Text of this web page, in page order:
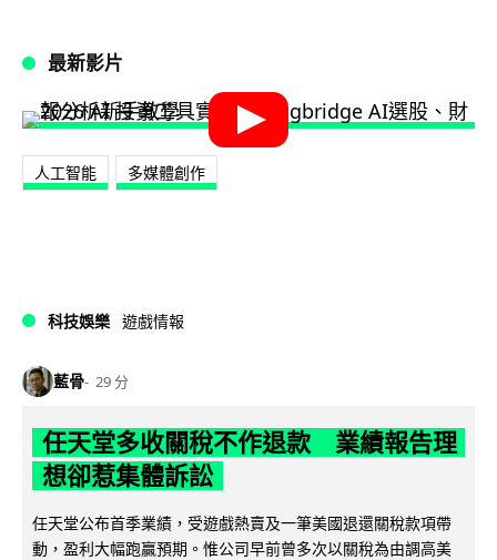
最新影片
人工智能 多媒體創作
科技娛樂 遊戲情報
藍骨 29 分
任天堂多收關稅不作退款 業績報告理
想卻惹集體訴訟
任天堂公布首季業績，受遊戲熱賣及一筆美國退還關稅款項帶
動，盈利大幅跑贏預期。惟公司早前曾多次以關稅為由調高美